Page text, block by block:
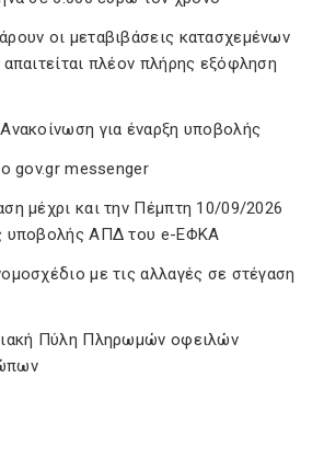
οι μεταβιβάσεις κατασχεμένων
πλέον πλήρης εξόφληση
για έναρξη υποβολής
gov.gr messenger
μέχρι και την Πέμπτη 10/09/2026
υποβολής ΑΠΔ του e-ΕΦΚΑ
με τις αλλαγές σε στέγαση
Πύλη Πληρωμών οφειλών